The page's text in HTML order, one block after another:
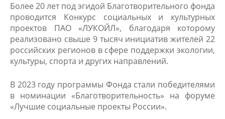
Более 20 лет под эгидой Благотворительного фонда
проводится Конкурс социальных и культурных
проектов ПАО «ЛУКОЙЛ», благодаря которому
реализовано свыше 9 тысяч инициатив жителей 22
российских регионов в сфере поддержки экологии,
культуры, спорта и других направлений.
В 2023 году программы Фонда стали победителями
в номинации «Благотворительность» на форуме
«Лучшие социальные проекты России».